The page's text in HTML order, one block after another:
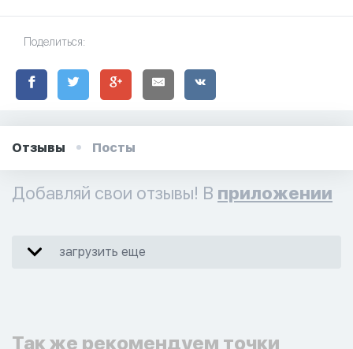
Поделиться:
Отзывы Посты
Добавляй свои отзывы! В приложении
загрузить еще
Так же рекомендуем точки